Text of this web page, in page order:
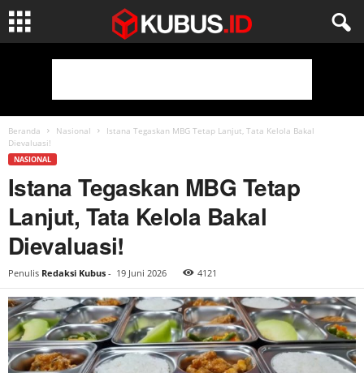
Beranda Nasional
Istana Tegaskan MBG Tetap Lanjut, Tata Kelola Bakal
Dievaluasi!
NASIONAL
Istana Tegaskan MBG Tetap
Lanjut, Tata Kelola Bakal
Dievaluasi!
Penulis Redaksi Kubus - 19 Juni 2026 4121